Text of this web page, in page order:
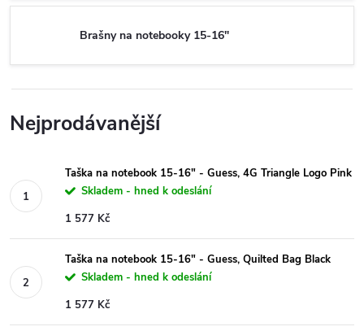
Brašny na notebooky 15-16"
Nejprodávanější
Taška na notebook 15-16" - Guess, 4G Triangle Logo Pink
Skladem - hned k odeslání
1 577 Kč
Taška na notebook 15-16" - Guess, Quilted Bag Black
Skladem - hned k odeslání
1 577 Kč